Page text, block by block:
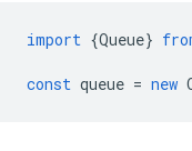
import {Queue}
const queue = new